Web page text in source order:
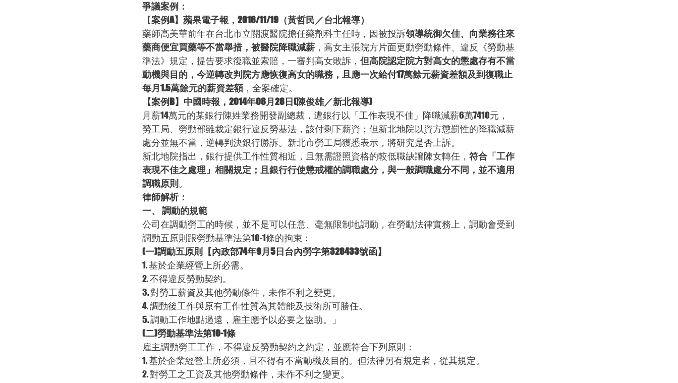
爭議案例：
【案例A】蘋果電子報，2018/11/19（黃哲民／台北報導）
藥師高美華前年在台北市立關渡醫院擔任藥劑科主任時，因被投訴領導統御欠佳、向業務往來
藥商便宜買藥等不當舉措，被醫院降職減薪 ，高女主張院方片面更動勞動條件、違反《勞動基
準法》規定，提告要求復職並索賠，一審判高女敗訴， 但高院認定院方對高女的懲處存有不當
動機與目的，今逆轉改判院方應恢復高女的職務，且應一次給付17萬餘元薪資差額及到復職止
每月1.5萬餘元的薪資差額，全案確定。
【案例B】中國時報，2014年08月28日(陳俊雄／新北報導)
月薪14萬元的某銀行陳姓業務開發副總裁，遭銀行以「工作表現不佳」降職減薪6萬7410元，
勞工局、勞動部雖裁定銀行違反勞基法，該付剩下薪資；但新北地院以資方懲罰性的降職減薪
處分並無不當，逆轉判決銀行勝訴。新北市勞工局獲悉表示，將研究是否上訴。
新北地院指出，銀行提供工作性質相近，且無需證照資格的較低職缺讓陳女轉任， 符合「工作
表現不佳之處理」相關規定；且銀行行使懲戒權的調職處分，與一般調職處分不同，並不適用
調職原則 。
律師解析：
一、 調動的規範
公司在調動勞工的時候，並不是可以任意、毫無限制地調動，在勞動法律實務上，調動會受到
調動五原則跟勞動基準法第10-1條的拘束：
(一)調動五原則【內政部74年9月5日台內勞字第328433號函】
1. 基於企業經營上所必需。
2. 不得違反勞動契約。
3. 對勞工薪資及其他勞動條件，未作不利之變更。
4. 調動後工作與原有工作性質為其體能及技術所可勝任。
5. 調動工作地點過遠，雇主應予以必要之協助。」
(二)勞動基準法第10-1條
雇主調動勞工工作，不得違反勞動契約之約定，並應符合下列原則：
1. 基於企業經營上所必須，且不得有不當動機及目的。但法律另有規定者，從其規定。
2. 對勞工之工資及其他勞動條件，未作不利之變更。